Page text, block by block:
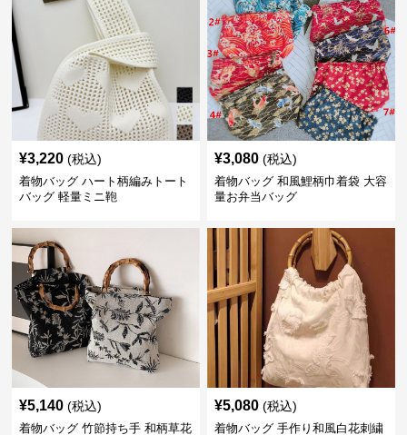
¥3,220 (税込)
着物バッグ ハート柄編みトート
バッグ 軽量ミニ鞄
¥3,080 (税込)
着物バッグ 和風鯉柄巾着袋 大容
量お弁当バッグ
¥5,140 (税込)
着物バッグ 竹節持ち手 和柄草花
¥5,080 (税込)
着物バッグ 手作り和風白花刺繍